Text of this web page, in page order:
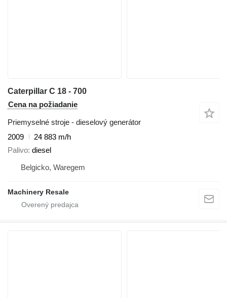
Caterpillar C 18 - 700
Cena na požiadanie
Priemyselné stroje - dieselový generátor
2009
24 883 m/h
Palivo diesel
Belgicko, Waregem
Machinery Resale